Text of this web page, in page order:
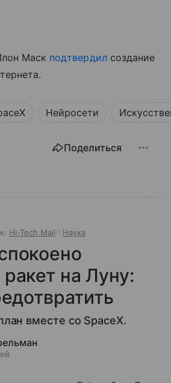
Маск подтвердилсоздание
Нейросети
Поделиться
Hi-Tech Mail Наука
на Луну:
вместе со SpaceX.